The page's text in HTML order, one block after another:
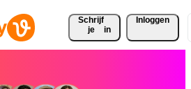
Schrijf
je
in
Inloggen